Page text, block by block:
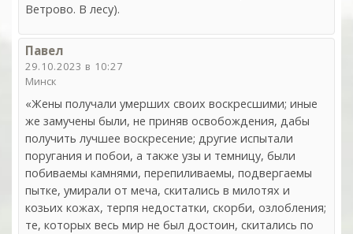
Ветрово. В лесу).
Павел
29.10.2023 в 10:27
Минск
«Жены получали умерших своих воскресшими; иные
же замучены были, не приняв освобождения, дабы
получить лучшее воскресение; другие испытали
поругания и побои, а также узы и темницу, были
побиваемы камнями, перепиливаемы, подвергаемы
пытке, умирали от меча, скитались в милотях и
козьих кожах, терпя недостатки, скорби, озлобления;
те, которых весь мир не был достоин, скитались по